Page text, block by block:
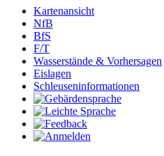
Kar­ten­an­sicht
NfB
BfS
F/T
Was­ser­stän­de & Vor­her­sa­gen
Eis­la­gen
Schleu­sen­in­for­ma­tio­nen